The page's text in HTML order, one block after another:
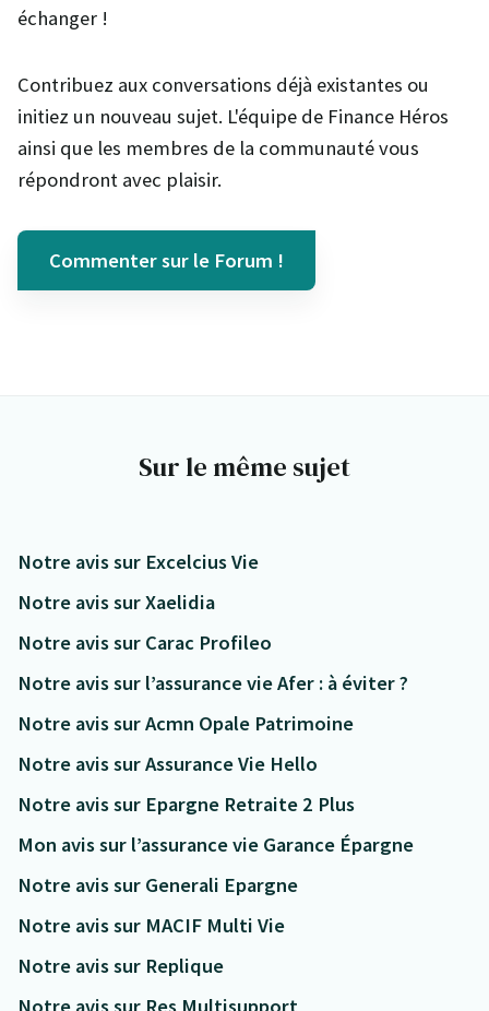
échanger !
Contribuez aux conversations déjà existantes ou
initiez un nouveau sujet. L'équipe de Finance Héros
ainsi que les membres de la communauté vous
répondront avec plaisir.
Commenter sur le Forum !
Sur le même sujet
Notre avis sur Excelcius Vie
Notre avis sur Xaelidia
Notre avis sur Carac Profileo
Notre avis sur l’assurance vie Afer : à éviter ?
Notre avis sur Acmn Opale Patrimoine
Notre avis sur Assurance Vie Hello
Notre avis sur Epargne Retraite 2 Plus
Mon avis sur l’assurance vie Garance Épargne
Notre avis sur Generali Epargne
Notre avis sur MACIF Multi Vie
Notre avis sur Replique
Notre avis sur Res Multisupport